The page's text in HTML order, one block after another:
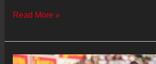
La
de
los
Read More »